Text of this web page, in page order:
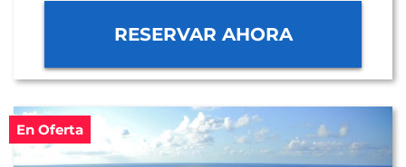
RESERVAR AHORA
En Oferta